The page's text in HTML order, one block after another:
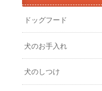
ドッグフード
犬のお手入れ
犬のしつけ